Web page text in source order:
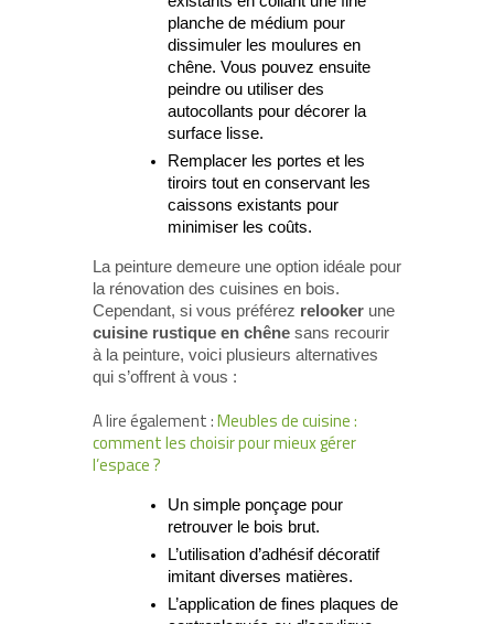
planche de médium pour
dissimuler les moulures en
chêne. Vous pouvez ensuite
peindre ou utiliser des
autocollants pour décorer la
surface lisse.
Remplacer les portes et les
tiroirs tout en conservant les
caissons existants pour
minimiser les coûts.
La peinture demeure une option idéale pour
la rénovation des cuisines en bois.
Cependant, si vous préférez relooker une
cuisine rustique en chêne sans recourir
à la peinture, voici plusieurs alternatives
qui s’offrent à vous :
A lire également :Meubles de cuisine :
comment les choisir pour mieux gérer
l’espace ?
Un simple ponçage pour
retrouver le bois brut.
L’utilisation d’adhésif décoratif
imitant diverses matières.
L’application de fines plaques de